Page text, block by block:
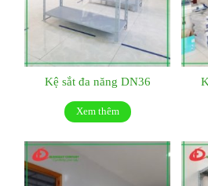
Kệ sắt đa năng DN36
Xem thêm